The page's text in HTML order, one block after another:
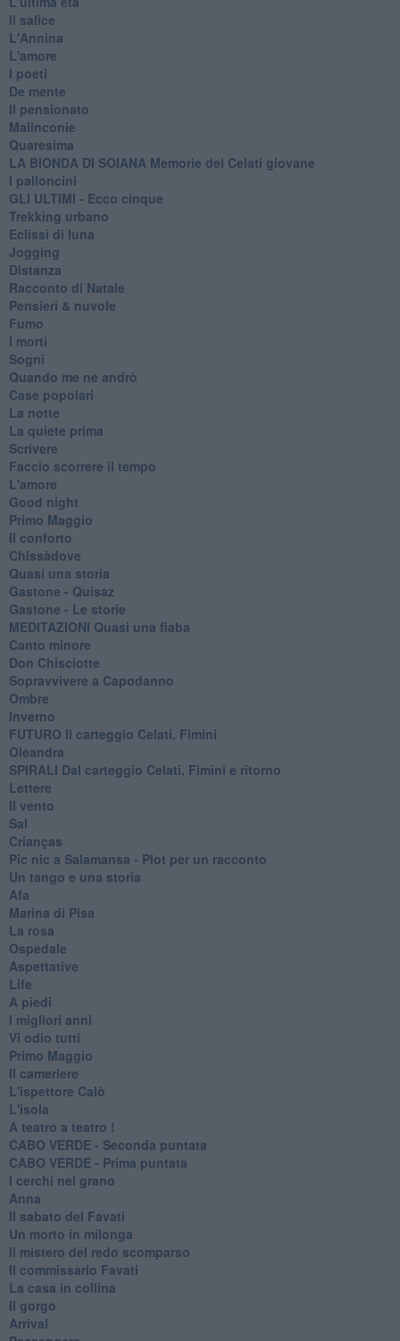
Il salice
L'Annina
L'amore
I poeti
De mente
Il pensionato
Malinconie
Quaresima
LA BIONDA DI SOIANA Memorie del Celati giovane
I palloncini
GLI ULTIMI - Ecco cinque
Trekking urbano
Eclissi di luna
Jogging
Distanza
Racconto di Natale
Pensieri & nuvole
Fumo
I morti
Sogni
Quando me ne andrò
Case popolari
La notte
La quiete prima
Scrivere
Faccio scorrere il tempo
L'amore
Good night
Primo Maggio
Il conforto
Chissàdove
Quasi una storia
Gastone - Quisaz
Gastone - Le storie
MEDITAZIONI Quasi una fiaba
Canto minore
Don Chisciotte
Sopravvivere a Capodanno
Ombre
Inverno
FUTURO Il carteggio Celati, Fimini
Oleandra
SPIRALI Dal carteggio Celati, Fimini e ritorno
Lettere
Il vento
Sal
Crianças
Pic nic a Salamansa - Plot per un racconto
Un tango e una storia
Afa
Marina di Pisa
La rosa
Ospedale
Aspettative
Life
A piedi
I migliori anni
Vi odio tutti
Primo Maggio
Il cameriere
L'ispettore Calò
L'isola
A teatro a teatro !
CABO VERDE - Seconda puntata
CABO VERDE - Prima puntata
I cerchi nel grano
Anna
Il sabato del Favati
Un morto in milonga
Il mistero del redo scomparso
Il commissario Favati
La casa in collina
Il gorgo
Arrival